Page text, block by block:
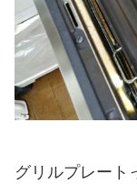
グリルプレート